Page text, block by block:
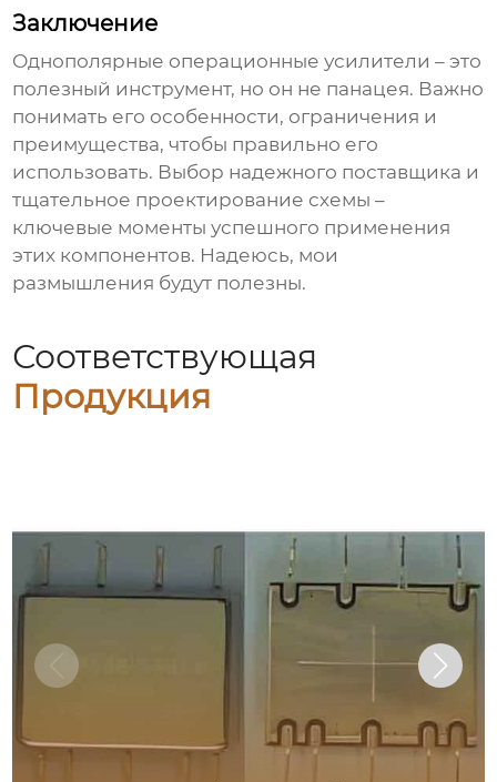
Заключение
Однополярные операционные усилители – это
полезный инструмент, но он не панацея. Важно
понимать его особенности, ограничения и
преимущества, чтобы правильно его
использовать. Выбор надежного поставщика и
тщательное проектирование схемы –
ключевые моменты успешного применения
этих компонентов. Надеюсь, мои
размышления будут полезны.
Соответствующая
Продукция